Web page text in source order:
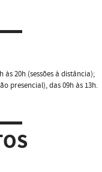
às 20h (sessões à distância);
presencial), das 09h às 13h.